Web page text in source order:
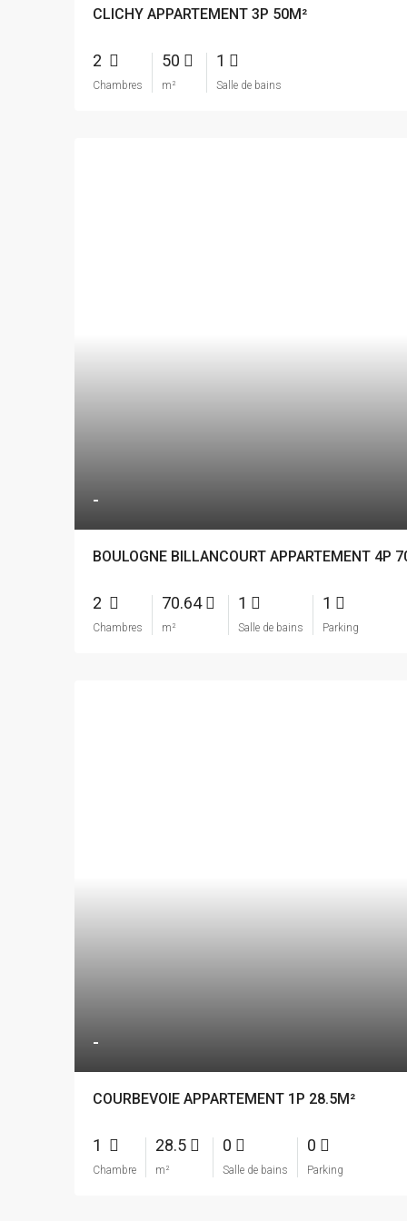
CLICHY APPARTEMENT 3P 50M²
2
Chambres
50
m²
1
Salle de bains
-
BOULOGNE BILLANCOURT APPARTEMENT 4P
2
Chambres
70.64
m²
1
Salle de bains
1
Parking
-
COURBEVOIE APPARTEMENT 1P 28.5M²
1
Chambre
28.5
m²
0
Salle de bains
0
Parking